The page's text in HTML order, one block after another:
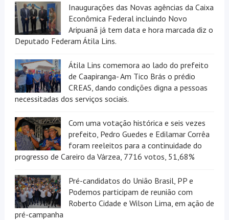
Inaugurações das Novas agências da Caixa
Econômica Federal incluindo Novo
Aripuanã já tem data e hora marcada diz o
Deputado Federam Átila Lins.
Átila Lins comemora ao lado do prefeito
de Caapiranga- Am Tico Brás o prédio
CREAS, dando condições digna a pessoas
necessitadas dos serviços sociais.
Com uma votação histórica e seis vezes
prefeito, Pedro Guedes e Edilamar Corrêa
foram reeleitos para a continuidade do
progresso de Careiro da Várzea, 7716 votos, 51,68%
Pré-candidatos do União Brasil, PP e
Podemos participam de reunião com
Roberto Cidade e Wilson Lima, em ação de
pré-campanha